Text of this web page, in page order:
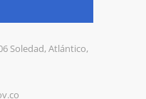
Soledad, Atlántico,